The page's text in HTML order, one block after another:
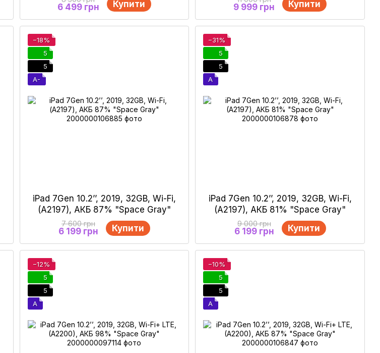
6 499 грн Купити 9 999 грн Купити
−18%
5
5
A-
iPad 7Gen 10.2’’, 2019, 32GB, Wi-Fi,
(А2197), АКБ 87% "Space Gray"
7 600 грн
6 199 грн Купити
−31%
5
5
A
iPad 7Gen 10.2’’, 2019, 32GB, Wi-Fi,
(A2197), АКБ 81% "Space Gray"
9 000 грн
6 199 грн Купити
−12%
5
5
A
−10%
5
5
A